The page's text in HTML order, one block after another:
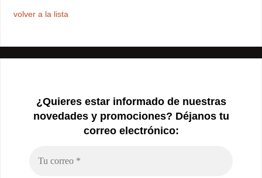
volver a la lista
¿Quieres estar informado de nuestras
novedades y promociones? Déjanos tu
correo electrónico: